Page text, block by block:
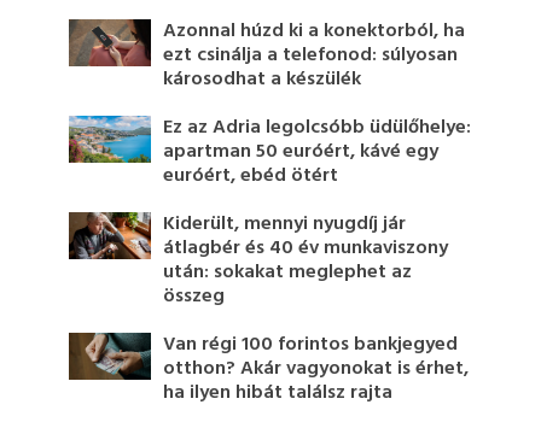
Azonnal húzd ki a konektorból, ha
ezt csinálja a telefonod: súlyosan
károsodhat a készülék
Ez az Adria legolcsóbb üdülőhelye:
apartman 50 euróért, kávé egy
euróért, ebéd ötért
Kiderült, mennyi nyugdíj jár
átlagbér és 40 év munkaviszony
után: sokakat meglephet az
összeg
Van régi 100 forintos bankjegyed
otthon? Akár vagyonokat is érhet,
ha ilyen hibát találsz rajta